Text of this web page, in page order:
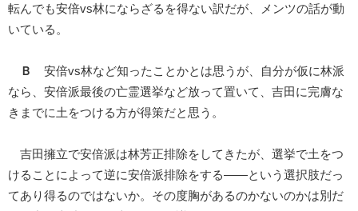
転んでも安倍vs林にならざるを得ない訳だが、メンツの話が動
いている。
Ｂ
安倍vs林など知ったことかとは思うが、自分が仮に林派
なら、安倍派最後の亡霊選挙など放って置いて、吉田に完膚な
きまでに土をつける方が得策だと思う。
吉田擁立で安倍派は林芳正排除をしてきたが、選挙で土をつ
けることによって逆に安倍派排除をする――という選択肢だっ
てあり得るのではないか。その度胸があるのかないのかは別だ